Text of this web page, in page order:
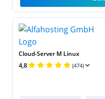
Cloud-Server M Linux
4,8 (474)